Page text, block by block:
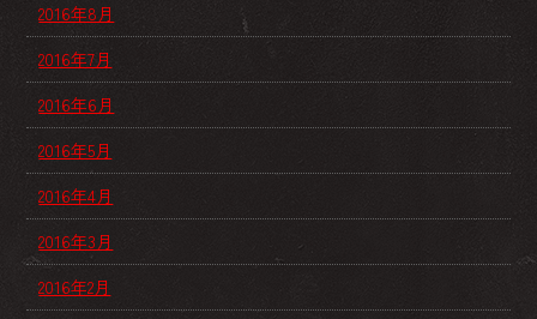
2016年8月
2016年7月
2016年6月
2016年5月
2016年4月
2016年3月
2016年2月